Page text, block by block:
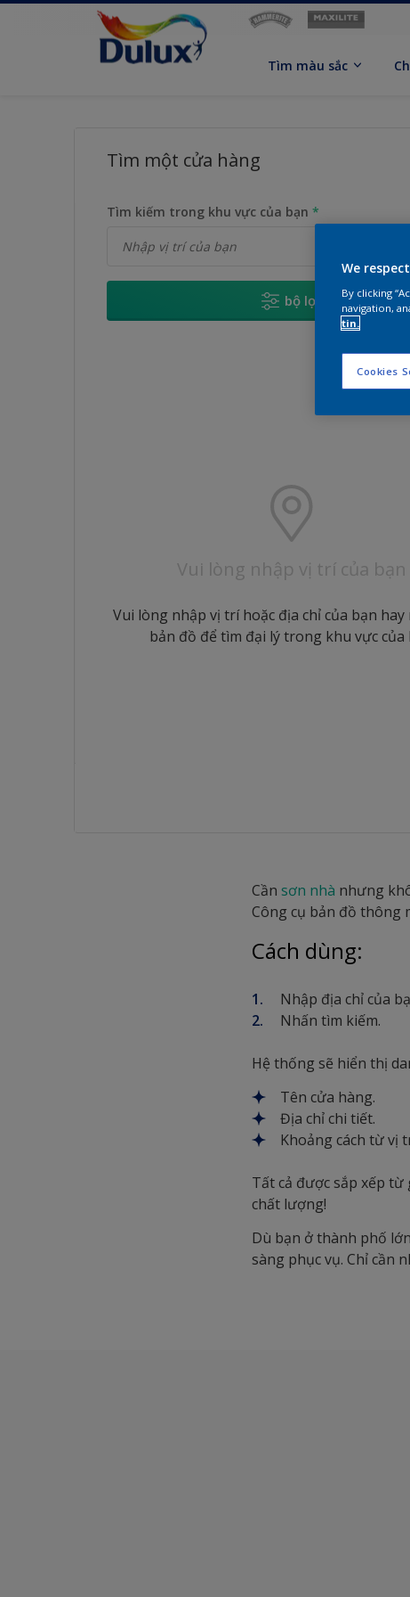
Tìm màu sắc
Tìm một cửa hàng
Tìm kiếm trong khu vực của bạn *
bộ lọc
Vui lòng nhập vị trí của bạn
Vui lòng nhập vị trí hoặc địa chỉ của bạn hay
bản đồ để tìm đại lý trong khu vực của
Cầnsơn nhà nhưng
Công cụ bản đồ thông
Cách dùng:
Nhập địa chỉ của
Nhấn tìm kiếm.
Hệ thống sẽ hiển thị
Tên cửa hàng.
Địa chỉ chi tiết.
Khoảng cách từ vị
Tất cả được sắp xếp
chất lượng!
Dù bạn ở thành phố
sàng phục vụ. Chỉ cần
We
By clicking
navigation,
tin.
Cookies